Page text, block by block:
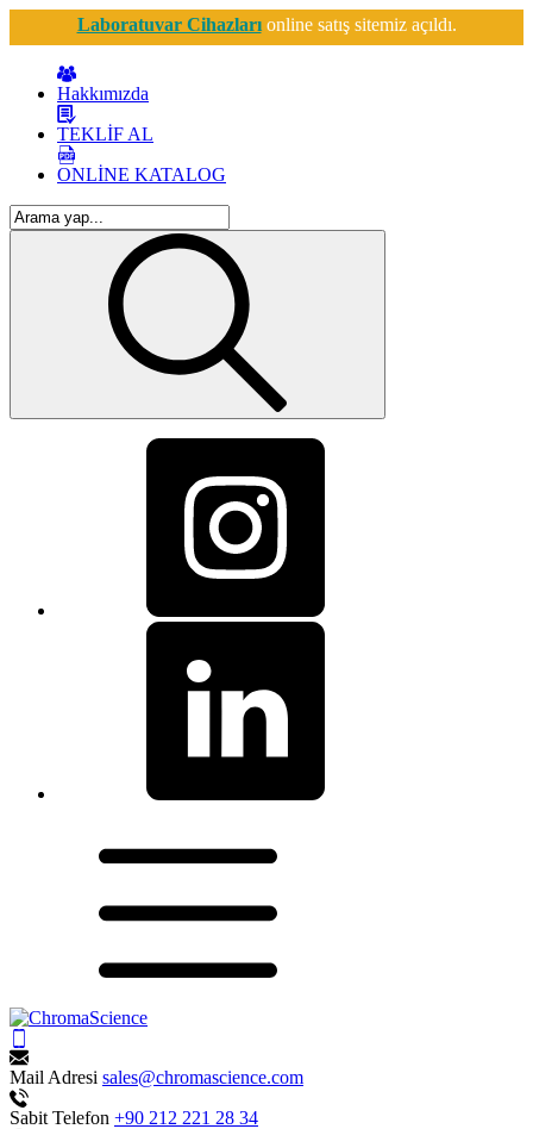
Laboratuvar Cihazlarıonline satış sitemiz açıldı.
Hakkımızda
TEKLİF AL
ONLİNE KATALOG
Mail Adresi sales@chromascience.com
Sabit Telefon +90 212 221 28 34